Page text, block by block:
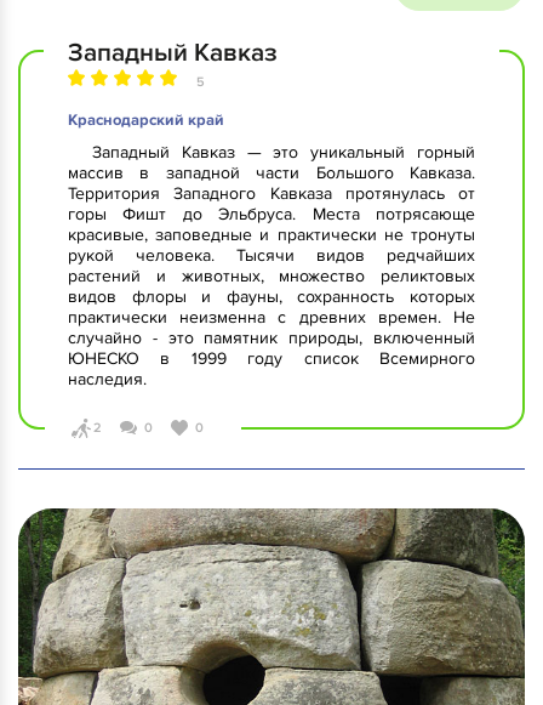
Западный Кавказ
5
Краснодарский край
Западный Кавказ — это уникальный горный
массив в западной части Большого Кавказа.
Территория Западного Кавказа протянулась от
горы Фишт до Эльбруса. Места потрясающе
красивые, заповедные и практически не тронуты
рукой человека. Тысячи видов редчайших
растений и животных, множество реликтовых
видов флоры и фауны, сохранность которых
практически неизменна с древних времен. Не
случайно - это памятник природы, включенный
ЮНЕСКО в 1999 году список Всемирного
наследия.
2 0 0